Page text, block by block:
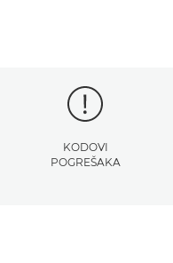
KODOVI
POGREŠAKA